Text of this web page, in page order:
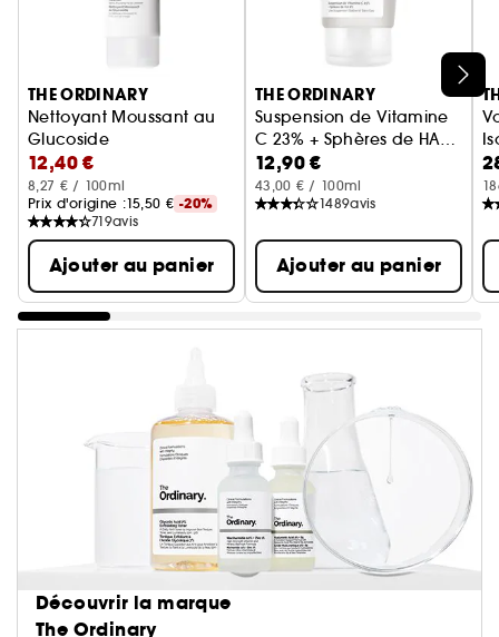
Ignorer le carrousel produits
THE ORDINARY
Nettoyant Moussant au
Glucoside
Nettoyant Moussant et Doux pour le Visage
12,40 €
8,27 € / 100ml
Prix d'origine :15,50 € -20%
719avis
Ajouter au panier
THE ORDINARY
Suspension de Vitamine
C 23% + Sphères de HA
2%
Sérum anti-âge
12,90 €
43,00 € / 100ml
1489avis
Ajouter au panier
Découvrir la marque
The Ordinary